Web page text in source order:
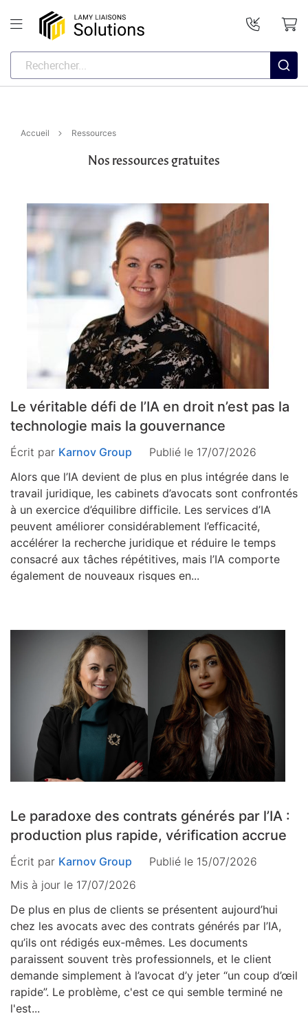
Accueil Ressources
Nos ressources gratuites
Le véritable défi de l’IA en droit n’est pas la
technologie mais la gouvernance
Écrit par Karnov Group
Publié le 17/07/2026
Alors que l’IA devient de plus en plus intégrée dans le
travail juridique, les cabinets d’avocats sont confrontés
à un exercice d’équilibre difficile. Les services d’IA
peuvent améliorer considérablement l’efficacité,
accélérer la recherche juridique et réduire le temps
consacré aux tâches répétitives, mais l’IA comporte
également de nouveaux risques en...
Le paradoxe des contrats générés par l’IA :
production plus rapide, vérification accrue
Écrit par Karnov Group
Publié le 15/07/2026
Mis à jour le 17/07/2026
De plus en plus de clients se présentent aujourd’hui
chez les avocats avec des contrats générés par l’IA,
qu’ils ont rédigés eux‑mêmes. Les documents
paraissent souvent très professionnels, et le client
demande simplement à l’avocat d’y jeter “un coup d’œil
rapide”. Le problème, c'est ce qui semble terminé ne
l'est...